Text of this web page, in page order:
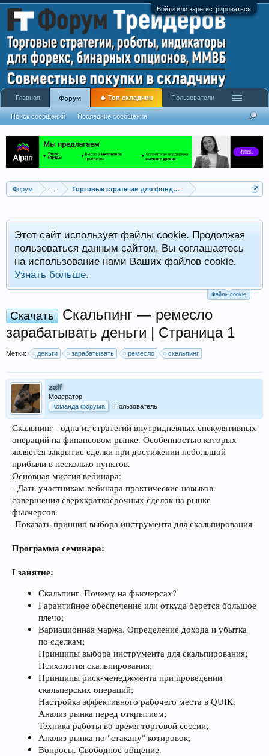
Войти или зарегистрироваться
Форум Торговые стратегии для фондовых рынков
Этот сайт использует файлы cookie. Продолжая
пользоваться данным сайтом, Вы соглашаетесь
на использование нами Ваших файлов cookie.
Узнать больше.
Файлы cookie
Скачать
Скальпинг — ремесло
зарабатывать деньги | Страница 1
Метки: деньги зарабатывать ремесло скальпинг
zalf
Модератор
Команда форума
Пользователь
Скальпинг - одна из стратегий внутридневных спекулятивных
операций на финансовом рынке. Особенностью которых
является закрытие сделки при достижении небольшой
прибыли в несколько пунктов.
Основная миссия вебинара:
- Дать участникам вебинара практические навыков
совершения сверхкраткосрочных сделок на рынке
фьючерсов.
-Показать принцип выбора инструмента для скальпирования
Программа семинара:
I занятие:
Скальпинг. Почему на фьючерсах?
Гарантийное обеспечение или откуда берется большое
плечо;
Вариационная маржа. Определение дохода и убытка
по сделкам;
Принципы выбора инструмента для скальпирования;
Психология скальпирования;
Принципы риск-менеджмента при проведении
скальперских операций;
Настройка эффективного рабочего места в QUIK;
Анализ рынка перед открытием;
Техника работы во время торговой сессии;
Анализ рынка по "стакану" котировок;
Вопросы. Свободное общение.
Главная Форум
Поиск сообщений Последние сообщения
🔥 Топ складчин Пользователи